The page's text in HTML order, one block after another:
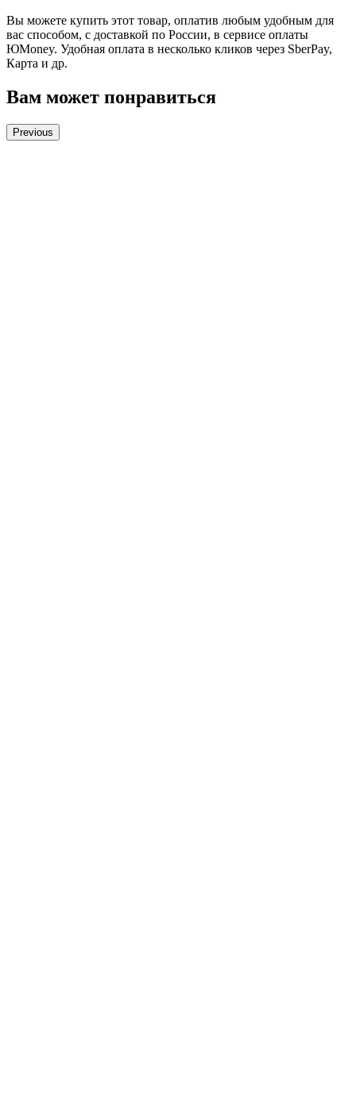
Вы можете купить этот товар, оплатив любым удобным для
вас способом, с доставкой по России, в сервисе оплаты
ЮMoney. Удобная оплата в несколько кликов через SberPay,
Карта и др.
Вам может понравиться
Previous